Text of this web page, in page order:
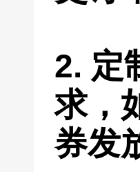
2. 定
求，
券发